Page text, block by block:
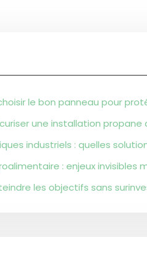
le bon panneau pour
une installation
industriels : quelles
: enjeux invisibles
les objectifs sans